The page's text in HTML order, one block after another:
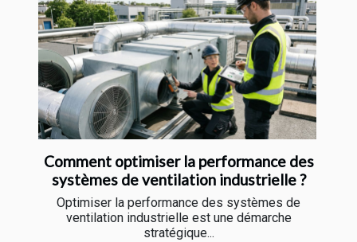
Comment optimiser la performance des
systèmes de ventilation industrielle ?
Optimiser la performance des systèmes de
ventilation industrielle est une démarche
stratégique...